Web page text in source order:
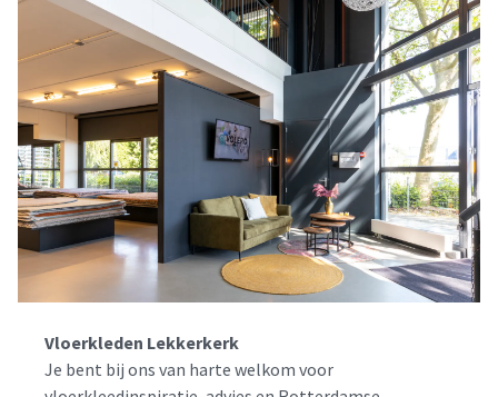
Vloerkleden Lekkerkerk
Je bent bij ons van harte welkom voor